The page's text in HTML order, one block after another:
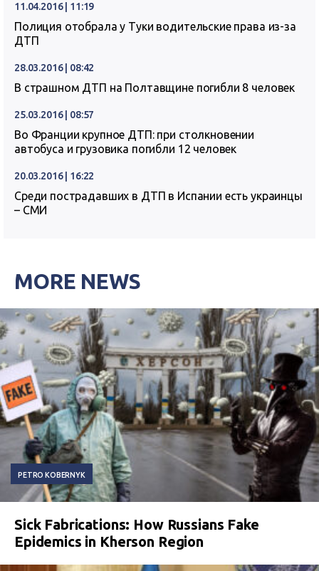
11.04.2016 | 11:19
Полиция отобрала у Туки водительские права из-за
ДТП
28.03.2016 | 08:42
В страшном ДТП на Полтавщине погибли 8 человек
25.03.2016 | 08:57
Во Франции крупное ДТП: при столкновении
автобуса и грузовика погибли 12 человек
20.03.2016 | 16:22
Среди пострадавших в ДТП в Испании есть украинцы
– СМИ
MORE NEWS
PETRO KOBERNYK
Sick Fabrications: How Russians Fake
Epidemics in Kherson Region